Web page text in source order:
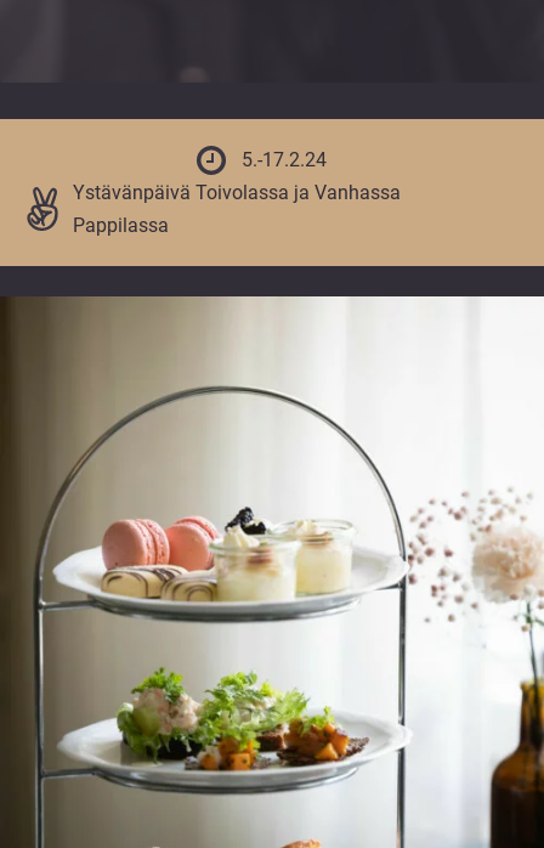
5.-17.2.24
Ystävänpäivä Toivolassa ja Vanhassa
Pappilassa